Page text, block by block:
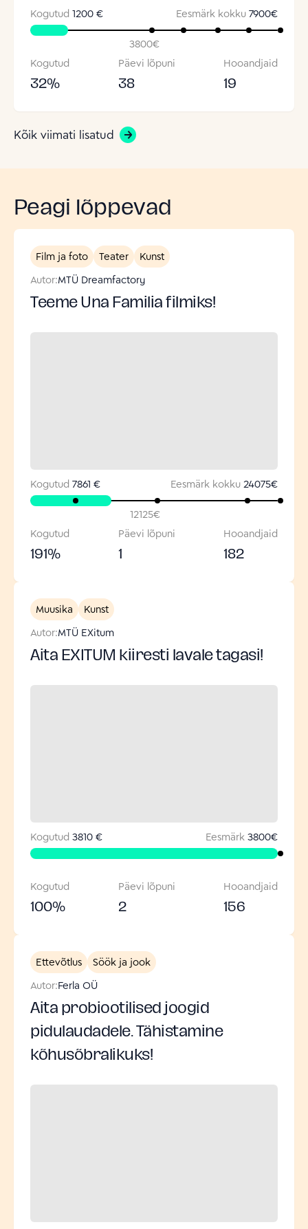
Kogutud 1200 € Eesmärk kokku 7900€
3800€
Kogutud
32%
Päevi lõpuni
38
Hooandjaid
19
Kõik viimati lisatud
Peagi lõppevad
Film ja foto Teater
Kunst
Autor:MTÜ Dreamfactory
Teeme Una Familia filmiks!
Kogutud 7861 € Eesmärk kokku 24075€
12125€
Kogutud
191%
Päevi lõpuni
1
Hooandjaid
182
Muusika
Kunst
Autor:MTÜ EXitum
Aita EXITUM kiiresti lavale tagasi!
Kogutud 3810 € Eesmärk 3800€
Kogutud
100%
Päevi lõpuni
2
Hooandjaid
156
Ettevõtlus
Söök ja jook
Autor:Ferla OÜ
Aita probiootilised joogid
pidulaudadele. Tähistamine
kõhusõbralikuks!